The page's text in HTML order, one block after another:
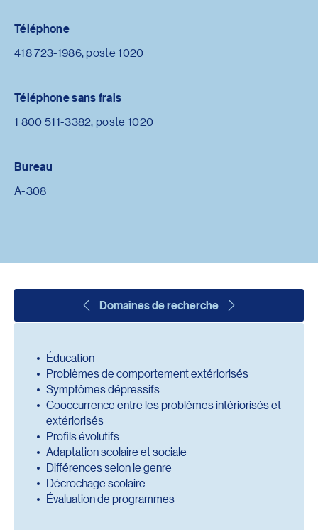
Téléphone
418 723-1986, poste 1020
Téléphone sans frais
1 800 511-3382, poste 1020
Bureau
A-308
Domaines de recherche
Éducation
Problèmes de comportement extériorisés
Symptômes dépressifs
Cooccurrence entre les problèmes intériorisés et
extériorisés
Profils évolutifs
Adaptation scolaire et sociale
Différences selon le genre
Décrochage scolaire
Évaluation de programmes